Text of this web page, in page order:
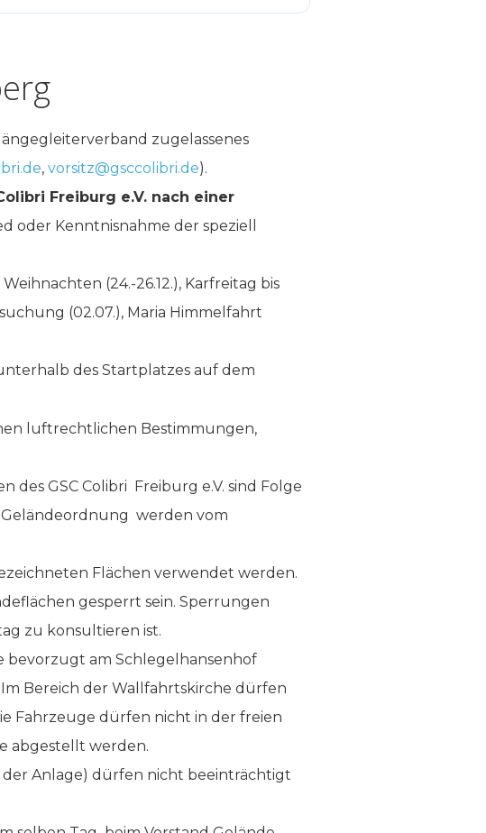
zugelassenes
,vorsitz@gsccolibri.de).
Freiburg e.V. nach einer
oder Kenntnisnahme der speziell
Weihnachten (24.-26.12.), Karfreitag bis
(02.07.), Maria Himmelfahrt
des Startplatzes auf dem
luftrechtlichen Bestimmungen,
GSC Colibri Freiburg e.V. sind Folge
werden vom
Flächen verwendet werden.
gesperrt sein. Sperrungen
zu konsultieren ist.
bevorzugt am Schlegelhansenhof
Bereich der Wallfahrtskirche dürfen
Fahrzeuge dürfen nicht in der freien
abgestellt werden.
der Anlage) dürfen nicht beeinträchtigt